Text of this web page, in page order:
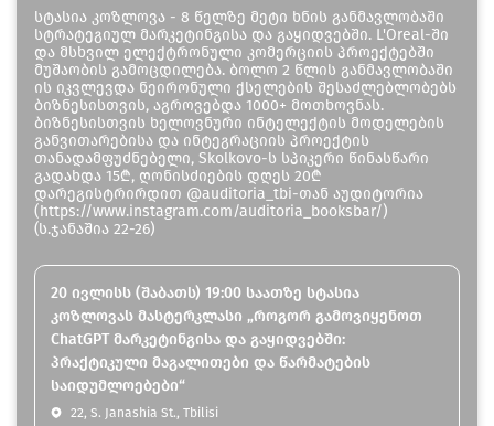
სტასია კოზლოვა - 8 წელზე მეტი ხნის განმავლობაში
სტრატეგიულ მარკეტინგისა და გაყიდვებში. L'Oreal-ში
და მსხვილ ელექტრონული კომერციის პროექტებში
მუშაობის გამოცდილება. ბოლო 2 წლის განმავლობაში
ის იკვლევდა ნეირონული ქსელების შესაძლებლობებს
ბიზნესისთვის, აგროვებდა 1000+ მოთხოვნას.
ბიზნესისთვის ხელოვნური ინტელექტის მოდელების
განვითარებისა და ინტეგრაციის პროექტის
თანადამფუძნებელი, Skolkovo-ს სპიკერი წინასწარი
გადახდა 15₾, ღონისძიების დღეს 20₾
დარეგისტრირდით @auditoria_tbi-თან აუდიტორია
(https://www.instagram.com/auditoria_booksbar/)
(ს.ჯანაშია 22-26)
20 ივლისს (შაბათს) 19:00 საათზე სტასია
კოზლოვას მასტერკლასი „როგორ გამოვიყენოთ
ChatGPT მარკეტინგისა და გაყიდვებში:
პრაქტიკული მაგალითები და წარმატების
საიდუმლოებები“
22, S. Janashia St., Tbilisi